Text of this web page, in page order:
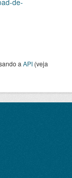
de-
a API (veja